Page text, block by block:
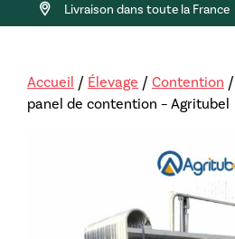
Livraison dans toute la France
Accueil / Élevage / Contention /
panel de contention – Agritubel